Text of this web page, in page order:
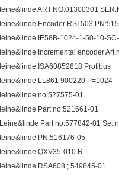
leine&linde ART.NO.01300301
leine&linde Encoder RSI 503
leine&linde IE58B-1024-1-50-10-
leine&linde Incremental encoder
leine&linde ISA60852618 Profibus
leine&linde LL861 900220 P=1024
leine&linde no.527575-01
leine&linde Part no:521661-01
Leine&linde Part no:577842-01 Set
leine&linde PN:516176-05
leine&linde QXV35-010 R
leine&linde RSA608 ; 549845-01